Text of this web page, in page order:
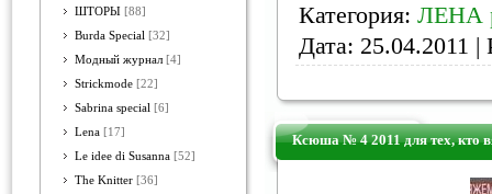
ШТОРЫ [88]
Burda Special [32]
Модный журнал [4]
Strickmode [22]
Sabrina special [6]
Lena [17]
Le idee di Susanna [52]
The Knitter [36]
Категория: ЛЕНА
Дата: 25.04.2011 |
Ксюша № 4 2011 для тех, кто